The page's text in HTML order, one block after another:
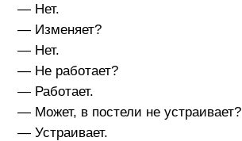
— Нет.
— Изменяет?
— Нет.
— Не работает?
— Работает.
— Может, в постели не устраивает?
— Устраивает.